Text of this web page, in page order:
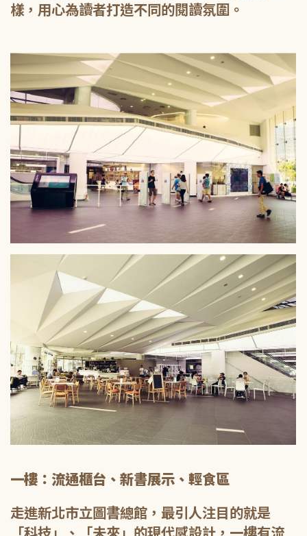
樣，用心為讀者打造不同的閱讀氛圍。
一樓：流通櫃台、新書展示、輕食區
走進新北市立圖書總館，最引人注目的就是